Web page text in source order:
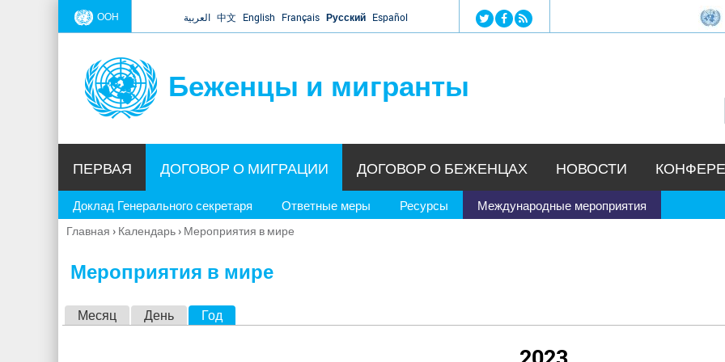
Jump to navigation
ООН العربية 中文 English Français Русский Español
Беженцы и мигранты
ПЕРВАЯ ДОГОВОР О МИГРАЦИИ
Доклад Генерального секретаря Ответные меры Ресурсы Международные мероприятия
ДОГОВОР О БЕЖЕНЦАХ НОВОСТИ
Вы
Главная › Календарь› Мероприятия в мире
Мероприятия в мире
Месяц День Год